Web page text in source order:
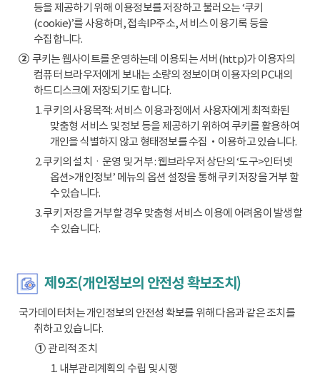
등을 제공하기 위해 이용정보를 저장하고 불러오는 ‘쿠키
(cookie)’를 사용하며, 접속IP주소, 서비스 이용기록 등을
수집합니다.
②쿠키는 웹사이트를 운영하는데 이용되는 서버(http)가 이용자의
컴퓨터 브라우저에게 보내는 소량의 정보이며 이용자의 PC내의
하드디스크에 저장되기도 합니다.
1. 쿠키의 사용목적: 서비스 이용과정에서 사용자에게 최적화된
맞춤형 서비스 및 정보 등을 제공하기 위하여 쿠키를 활용하여
개인을 식별하지 않고 형태정보를 수집‧이용하고 있습니다.
2. 쿠키의 설치ㆍ운영 및 거부 : 웹브라우저 상단의 ‘도구>인터넷
옵션>개인정보’ 메뉴의 옵션 설정을 통해 쿠키 저장을 거부 할
수 있습니다.
3. 쿠키 저장을 거부할 경우 맞춤형 서비스 이용에 어려움이 발생할
수 있습니다.
제9조(개인정보의 안전성 확보조치)
국가데이터처는 개인정보의 안전성 확보를 위해 다음과 같은 조치를
취하고 있습니다.
①관리적 조치
1. 내부관리계획의 수립 및 시행